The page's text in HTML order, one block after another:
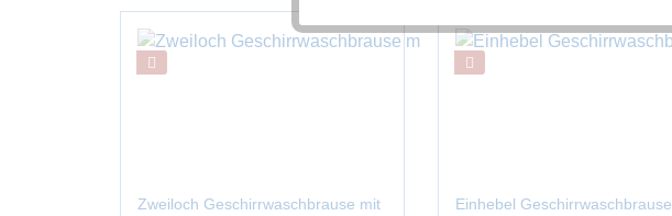
Zweiloch Geschirrwaschbrause mit
Einhebel